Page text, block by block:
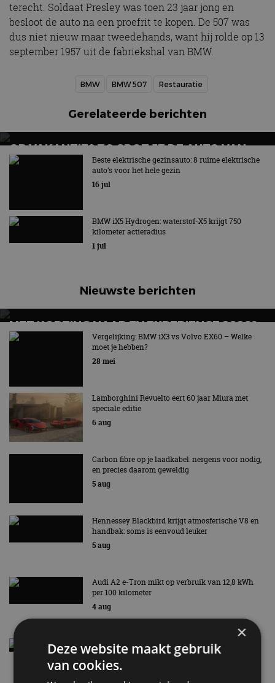
terecht. Soldaat Presley was toen 23 jaar jong en
besloot de auto na een proefrit te kopen. De 507 was
dus niet nieuw maar tweedehands, want hij rolde op 13
september 1957 uit de fabriekshal van BMW.
BMW BMW 507 Restauratie
Gerelateerde berichten
OP VAKANTIE? ZO SPOT JE DE AUTO VAN
MORGEN
Beste elektrische gezinsauto: 8 ruime elektrische
auto’s voor het hele gezin
16 jul
BMW iX5 Hydrogen: waterstof-X5 krijgt 750
kilometer actieradius
1 jul
Nieuwste berichten
MET KORTING NAAR EV EXPERIENCE 2026?
AUTORAI REGELT HET!
EV Experience 2026 van 24 tot 26 september
Vergelijking: BMW iX3 vs Volvo EX60 – Welke
moet je hebben?
28 mei
Lamborghini Revuelto eert 60 jaar Miura met
speciale editie
6 aug
Carbon fibre op je laadkabel: nergens voor nodig,
en precies daarom geweldig
5 aug
Hennessey Blackbird krijgt atmosferische V8 en
handbak: soms is eenvoud leuker
5 aug
Audi A2 e-Tron mikt op verbruik van 12,8 kWh
per 100 kilometer
4 aug
Elektrische Geely E2 (tijdelijk) net zo goedkoop
als een Renault Twingo
4 aug
×
Deze website maakt gebruik
van cookies.